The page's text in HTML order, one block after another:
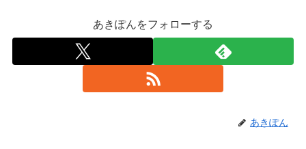
あきぽんをフォローする
あきぽん